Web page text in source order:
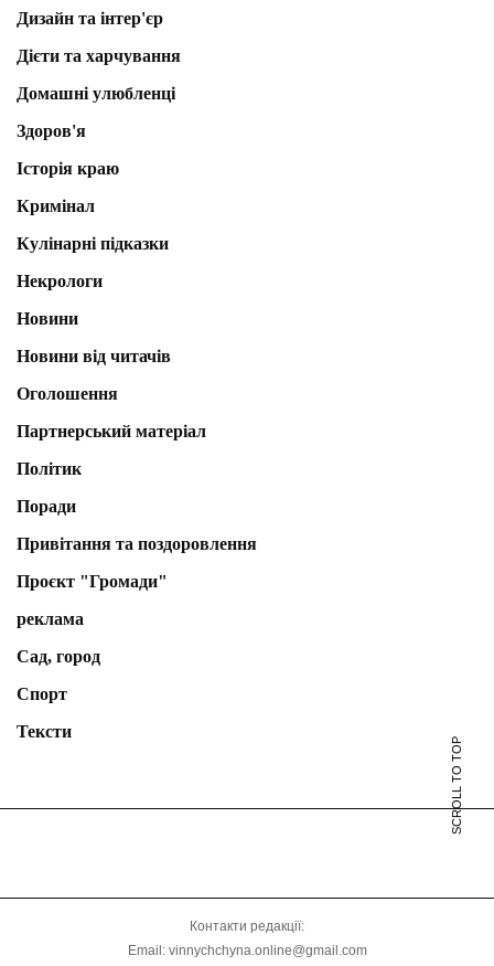
Дизайн та інтер'єр
Дієти та харчування
Домашні улюбленці
Здоров'я
Історія краю
Кримінал
Кулінарні підказки
Некрологи
Новини
Новини від читачів
Оголошення
Партнерський матеріал
Політик
Поради
Привітання та поздоровлення
Проєкт "Громади"
реклама
Сад, город
Спорт
Тексти
SCROLL TO TOP
Контакти редакції:
Email: vinnychchyna.online@gmail.com